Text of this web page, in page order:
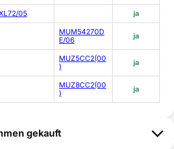
05 ja
MUM54270D
E/06
ja
MUZ5CC2(00
)
ja
MUZ8CC2(00
)
ja
gekauft